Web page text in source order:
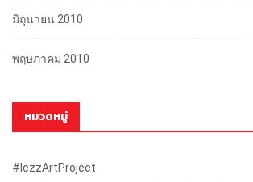
มิถุนายน 2010
พฤษภาคม 2010
หมวดหมู่
#iczzArtProject